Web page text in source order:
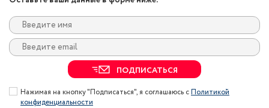
ПОДПИСАТЬСЯ
Нажимая на кнопку "Подписаться", я соглашаюсь сПолитикой
конфиденциальности